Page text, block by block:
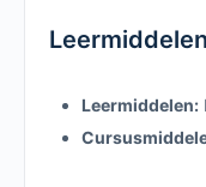
Leermiddelen: